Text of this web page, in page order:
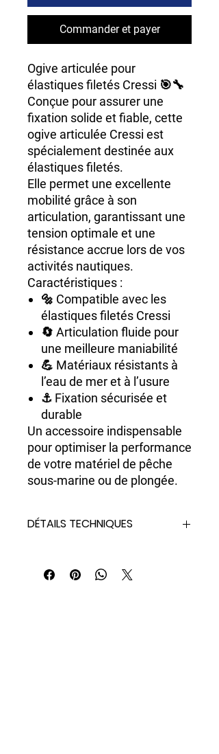
Commander et payer
Ogive articulée pour
élastiques filetés Cressi 🎯🔧
Conçue pour assurer une
fixation solide et fiable, cette
ogive articulée Cressi est
spécialement destinée aux
élastiques filetés.
Elle permet une excellente
mobilité grâce à son
articulation, garantissant une
tension optimale et une
résistance accrue lors de vos
activités nautiques.
Caractéristiques :
🔩 Compatible avec les
élastiques filetés Cressi
🔄 Articulation fluide pour
une meilleure maniabilité
💪 Matériaux résistants à
l’eau de mer et à l’usure
⚓ Fixation sécurisée et
durable
Un accessoire indispensable
pour optimiser la performance
de votre matériel de pêche
sous-marine ou de plongée.
DÉTAILS TECHNIQUES
- En acier inox